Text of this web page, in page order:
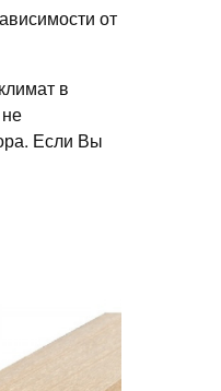
от
в
Если Вы